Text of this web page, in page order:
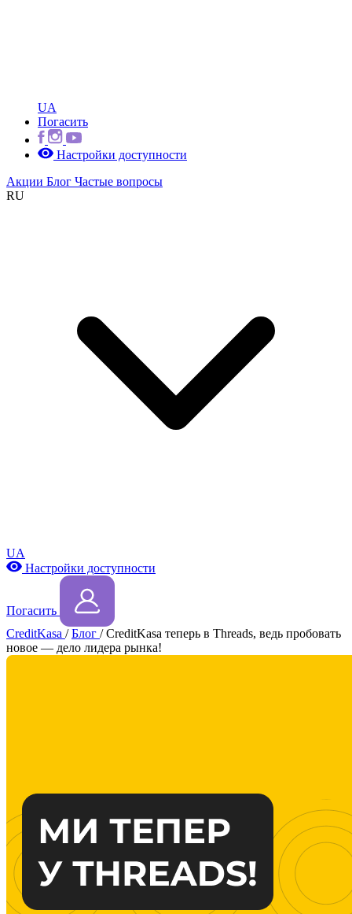
UA
Погасить
Настройки доступности
Акции Блог Частые вопросы
RU
UA
Настройки доступности
Погасить
CreditKasa / Блог / CreditKasa теперь в Threads, ведь пробовать
новое — дело лидера рынка!